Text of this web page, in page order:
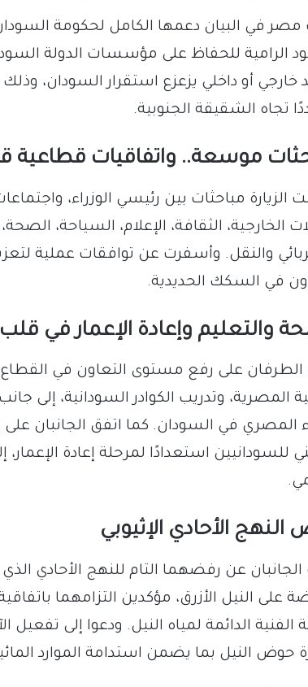
مصر في البيان دعمها الكامل لحكومة السودان
الرامية للحفاظ على مؤسسات الدولة
خارجي أو داخلي يزعزع استقرار السودان،
تجاه الشقيقة الجنوبية.
موسعة.. واتفاقيات قطاعية
الزيارة مباحثات بين رئيسي الوزراء،
الخارجية، الثقافة، الإعلام، السياحة،
والنقل. وأسفرت عن توافقات عملية
في السكك الحديدية.
والتعليم وإعادة الإعمار في قلب
الطرفان على رفع مستوى التعاون في
المصرية، وتدريب الكوادر السودانية، إلى
المصري في السودان. كما اتفق الجانبان
للسودانيين استعدادًا لمرحلة إعادة
الأحادي الإثيوبي
الجانبان عن رفضهما التام للنهج الأحادي
الفنية الدائمة لمياه النيل. ودعوا إلى تفعيل
حوض النيل بما يضمن استدامة الموارد